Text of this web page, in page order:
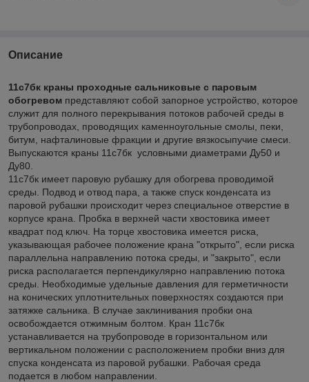
Описание
11с7бк краны проходные сальниковые с паровым
обогревом представляют собой запорное устройство, которое
служит для полного перекрывания потоков рабочей среды в
трубопроводах, проводящих каменноугольные смолы, пеки,
битум, нафталиновые фракции и другие вязкосыпучие смеси.
Выпускаются краны 11с7бк условными диаметрами Ду50 и
Ду80.
11с7бк имеет паровую рубашку для обогрева проводимой
среды. Подвод и отвод пара, а также спуск конденсата из
паровой рубашки происходит через специальное отверстие в
корпусе крана. Пробка в верхней части хвостовика имеет
квадрат под ключ. На торце хвостовика имеется риска,
указывающая рабочее положение крана "открыто", если риска
параллельна направлению потока среды, и "закрыто", если
риска располагается перпендикулярно направлению потока
среды. Необходимые удельные давления для герметичности
на конических уплотнительных поверхностях создаются при
затяжке сальника. В случае заклинивания пробки она
освобождается отжимным болтом. Кран 11с7бк
устанавливается на трубопроводе в горизонтальном или
вертикальном положении с расположением пробки вниз для
спуска конденсата из паровой рубашки. Рабочая среда
подается в любом направлении.